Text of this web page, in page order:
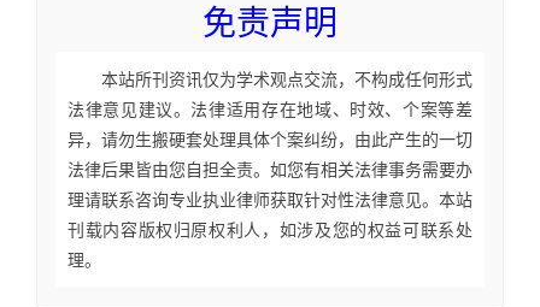
免责声明
本站所刊资讯仅为学术观点交流，不构成任何形式
法律意见建议。法律适用存在地域、时效、个案等差
异，请勿生搬硬套处理具体个案纠纷，由此产生的一切
法律后果皆由您自担全责。如您有相关法律事务需要办
理请联系咨询专业执业律师获取针对性法律意见。本站
刊载内容版权归原权利人，如涉及您的权益可联系处
理。